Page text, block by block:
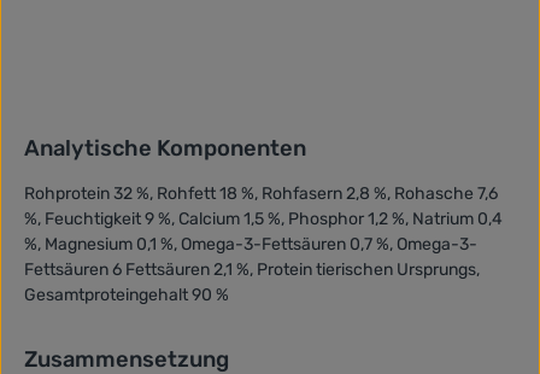
Analytische Komponenten
Rohprotein 32 %, Rohfett 18 %, Rohfasern 2,8 %, Rohasche 7,6
%, Feuchtigkeit 9 %, Calcium 1,5 %, Phosphor 1,2 %, Natrium 0,4
%, Magnesium 0,1 %, Omega-3-Fettsäuren 0,7 %, Omega-3-
Fettsäuren 6 Fettsäuren 2,1 %, Protein tierischen Ursprungs,
Gesamtproteingehalt 90 %
Zusammensetzung